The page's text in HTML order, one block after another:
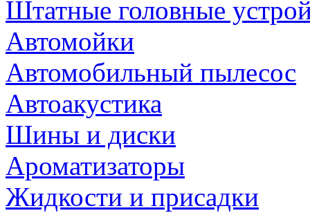
Штатные головные
Автомойки
Автомобильный пылесос
Автоакустика
Шины и диски
Ароматизаторы
Жидкости и присадки